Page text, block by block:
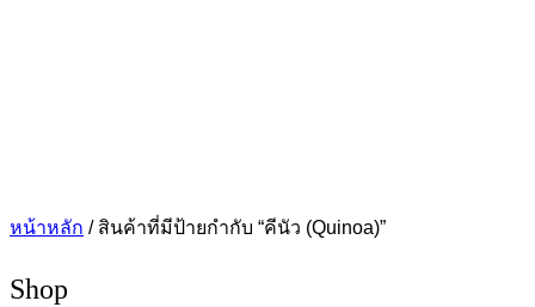
หน้าหลัก / สินค้าที่มีป้ายกำกับ “คีนัว (Quinoa)”
Shop